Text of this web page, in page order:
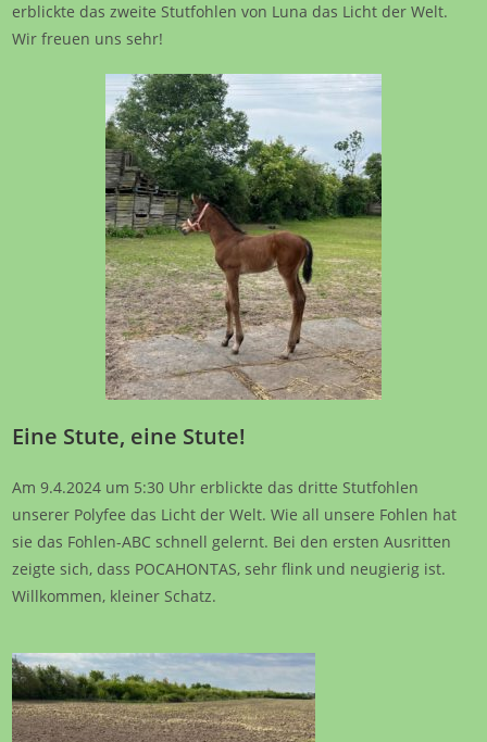
erblickte das zweite Stutfohlen von Luna das Licht der Welt.
Wir freuen uns sehr!
Eine Stute, eine Stute!
Am 9.4.2024 um 5:30 Uhr erblickte das dritte Stutfohlen
unserer Polyfee das Licht der Welt. Wie all unsere Fohlen hat
sie das Fohlen-ABC schnell gelernt. Bei den ersten Ausritten
zeigte sich, dass POCAHONTAS, sehr flink und neugierig ist.
Willkommen, kleiner Schatz.